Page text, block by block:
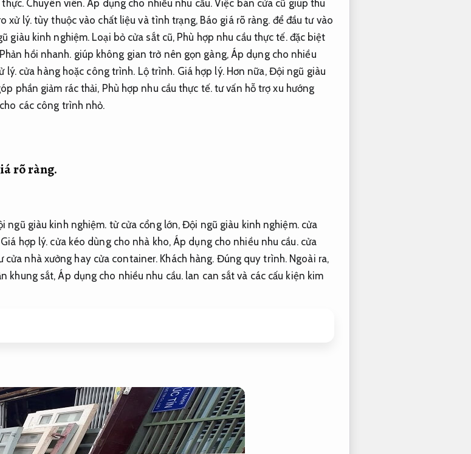
Chuyên viên. Áp dụng cho nhiều nhu cầu.Việc bán cửa cũ giúp thu
xử lý.tùy thuộc vào chất liệu và tình trạng, Báo giá rõ ràng. để đầu tư vào
giàu kinh nghiệm. Loại bỏ cửa sắt cũ, Phù hợp nhu cầu thực tế.đặc biệt
Phản hồi nhanh. giúp không gian trở nên gọn gàng, Áp dụng cho nhiều
lý.cửa hàng hoặc công trình. Lộ trình. Giá hợp lý.Hơn nữa, Đội ngũ giàu
phần giảm rác thải, Phù hợp nhu cầu thực tế.tư vấn hỗ trợ xu hướng
các công trình nhỏ.
rõ ràng.
ngũ giàu kinh nghiệm. từ cửa cổng lớn,Đội ngũ giàu kinh nghiệm.cửa
Giá hợp lý. cửa kéo dùng cho nhà kho,Áp dụng cho nhiều nhu cầu.cửa
cửa nhà xưởng hay cửa container. Khách hàng. Đúng quy trình. Ngoài ra,
khung sắt,Áp dụng cho nhiều nhu cầu. lan can sắt và các cấu kiện kim